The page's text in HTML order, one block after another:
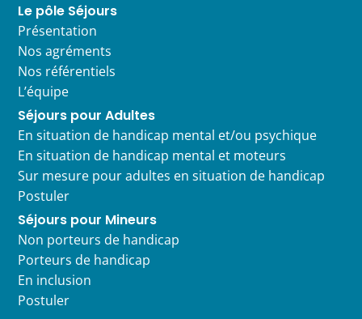
Le pôle Séjours
Présentation
Nos agréments
Nos référentiels
L’équipe
Séjours pour Adultes
En situation de handicap mental et/ou psychique
En situation de handicap mental et moteurs
Sur mesure pour adultes en situation de handicap
Postuler
Séjours pour Mineurs
Non porteurs de handicap
Porteurs de handicap
En inclusion
Postuler